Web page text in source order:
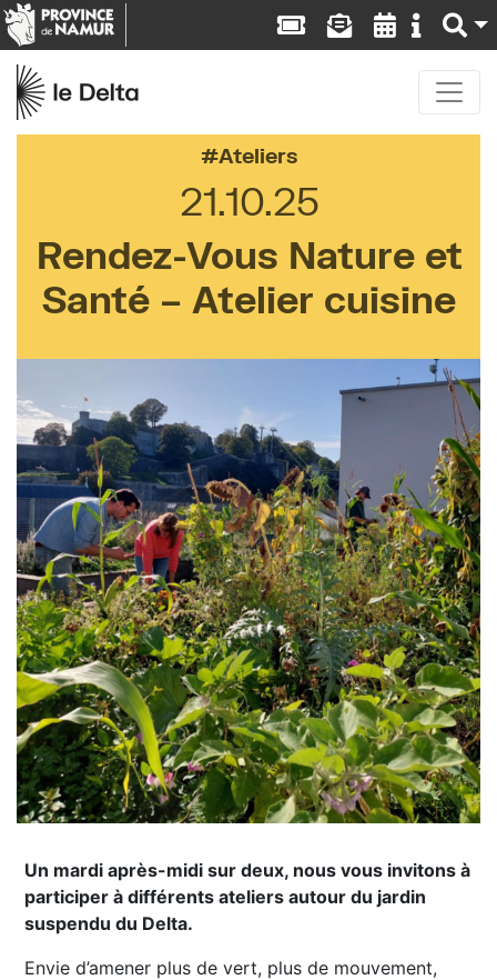
Ateliers
21.10.25
Rendez-Vous Nature et
Santé – Atelier cuisine
Un mardi après-midi sur deux, nous vous invitons à
participer à différents ateliers autour du jardin
suspendu du Delta.
Envie d’amener plus de vert, plus de mouvement,